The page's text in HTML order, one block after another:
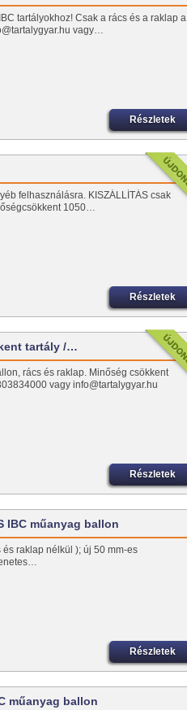
tartályokhoz! Csak a rács és a raklap a
vagy…
Részletek
felhasználásra. KISZÁLLÍTÁS csak
1050…
Részletek
tartály /…
rács és raklap. Minőség csökkent
vagy info@tartalygyar.hu
Részletek
IBC műanyag ballon
raklap nélkül ); új 50 mm-es
Részletek
műanyag ballon